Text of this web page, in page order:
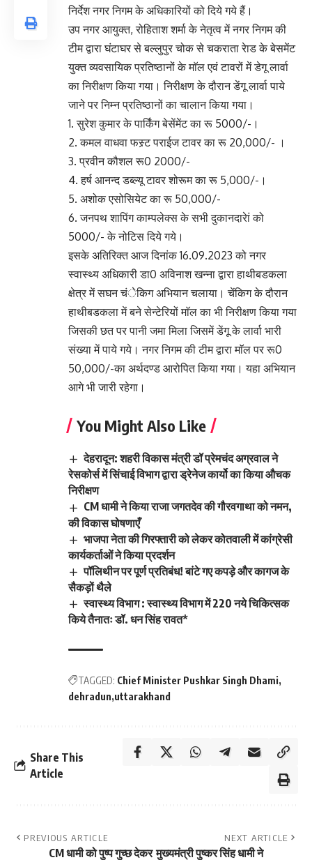
निर्देश नगर निगम के अधिकारियों को दिये गये हैं।
उप नगर आयुक्त, रोहिताश शर्मा के नेतृत्व में नगर निगम की
टीम द्वारा घंटाघर से बल्लुपुर चोक से चकराता रेाड के बेसमेंट
युक्त व्यवसायिक प्रतिष्ठानों के माॅल एवं टावरों में डेगू लार्वा
का निरीक्षण किया गया। निरीक्षण के दौरान डेंगू लार्वा पाये
जाने पर निम्न प्रतिष्ठानों का चालान किया गया।
1. सुरेश कुमार के पार्किंग बेसेंमेंट का रू 5000/-।
2. कमल वाधवा फस्र्ट पराईज टावर का रू 20,000/- ।
3. प्रवीन कौशल रू0 2000/-
4. हर्ष आनन्द डब्ल्यू टावर शोरूम का रू 5,000/-।
5. अशोक एसोसियेट का रू 50,000/-
6. जनपथ शापिंग काम्पलेक्स के सभी दुकानदारेां को
5000/- के नोटिस दिये गये।
इसके अतिरिक्त आज दिनांक 16.09.2023 को नगर
स्वास्थ्य अधिकारी डा0 अविनाश खन्ना द्वारा हाथीबडकला
क्षेत्र में सघन चंेकिग अभियान चलाया। चेंकिग के दौरान
हाथीबडकला में बने सेन्टेरियों माॅल का भी निरीक्षण किया गया
जिसकी छत पर पानी जमा मिला जिसमें डेंगू के लार्वा भारी
संख्या में पाये गये। नगर निगम की टीम द्वारा माॅल पर रू0
50,000/-का अर्थदण्ड आरोपित किया गया। यहा अभियान
आगे भी जारी रहेगा।
You Might Also Like
देहरादून: शहरी विकास मंत्री डॉ प्रेमचंद अग्रवाल ने
रेसकोर्स में सिंचाई विभाग द्वारा ड्रेनेज कार्यो का किया औचक
निरीक्षण
CM धामी ने किया राजा जगतदेव की गौरवगाथा को नमन,
की विकास घोषणाएँ
भाजपा नेता की गिरफ्तारी को लेकर कोतवाली में कांग्रेसी
कार्यकर्ताओं ने किया प्रदर्शन
पॉलिथीन पर पूर्ण प्रतिबंध! बांटे गए कपड़े और कागज के
सैकड़ों थैले
स्वास्थ्य विभाग : स्वास्थ्य विभाग में 220 नये चिकित्सक
किये तैनातः डॉ. धन सिंह रावत*
TAGGED: Chief Minister Pushkar Singh Dhami
dehradun uttarakhand
Share This
Article
PREVIOUS ARTICLE
CM धामी को पुष्प गुच्छ देकर
NEXT ARTICLE
मुख्यमंत्री पुष्कर सिंह धामी ने